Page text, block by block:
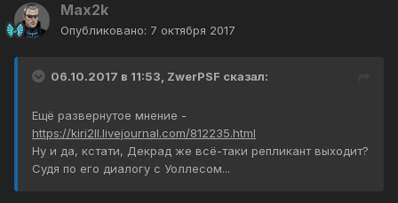
Max2k
Опубликовано: 7 октября 2017
06.10.2017 в 11:53, ZwerPSF сказал:
Ещё развернутое мнение -
https://kiri2ll.livejournal.com/812235.html
Ну и да, кстати, Декрад же всё-таки репликант выходит?
Судя по его диалогу с Уоллесом...